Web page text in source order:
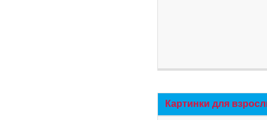
Картинки для